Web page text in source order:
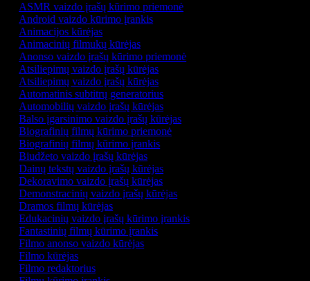
ASMR vaizdo įrašų kūrimo priemonė
Android vaizdo kūrimo įrankis
Animacijos kūrėjas
Animacinių filmukų kūrėjas
Anonso vaizdo įrašų kūrimo priemonė
Atsiliepimų vaizdo įrašų kūrėjas
Atsiliepimų vaizdo įrašų kūrėjas
Automatinis subtitrų generatorius
Automobilių vaizdo įrašų kūrėjas
Balso įgarsinimo vaizdo įrašų kūrėjas
Biografinių filmų kūrimo priemonė
Biografinių filmų kūrimo įrankis
Biudžeto vaizdo įrašų kūrėjas
Dainų tekstų vaizdo įrašų kūrėjas
Dekoravimo vaizdo įrašų kūrėjas
Demonstracinių vaizdo įrašų kūrėjas
Dramos filmų kūrėjas
Edukacinių vaizdo įrašų kūrimo įrankis
Fantastinių filmų kūrimo įrankis
Filmo anonso vaizdo kūrėjas
Filmo kūrėjas
Filmo redaktorius